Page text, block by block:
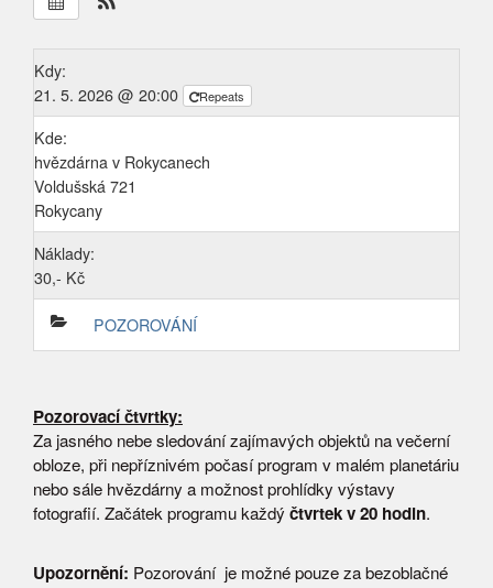
Kdy:
21. 5. 2026 @ 20:00
Repeats
Kde:
hvězdárna v Rokycanech
Voldušská 721
Rokycany
Náklady:
30,- Kč
POZOROVÁNÍ
Pozorovací čtvrtky:
Za jasného nebe sledování zajímavých objektů na večerní
obloze, při nepříznivém počasí program v malém planetáriu
nebo sále hvězdárny a možnost prohlídky výstavy
fotografií. Začátek programu každý čtvrtek v 20 hodin.
Upozornění: Pozorování je možné pouze za bezoblačné